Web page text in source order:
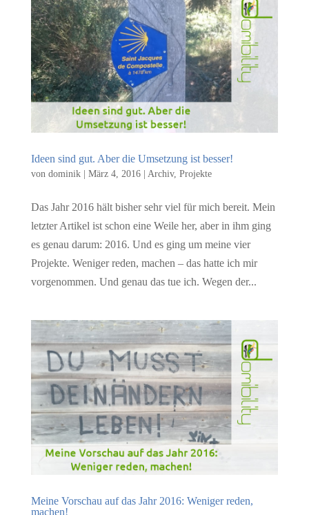
Ideen sind gut. Aber die Umsetzung ist besser!
von dominik| März 4, 2016| Archiv, Projekte
Das Jahr 2016 hält bisher sehr viel für mich bereit. Mein
letzter Artikel ist schon eine Weile her, aber in ihm ging
es genau darum: 2016. Und es ging um meine vier
Projekte. Weniger reden, machen – das hatte ich mir
vorgenommen. Und genau das tue ich. Wegen der...
Meine Vorschau auf das Jahr 2016: Weniger reden,
machen!